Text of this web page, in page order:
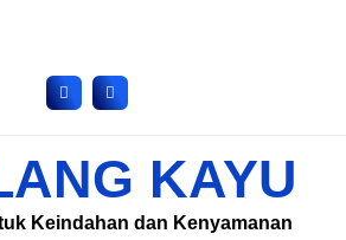
KAYU
Keindahan dan Kenyamanan